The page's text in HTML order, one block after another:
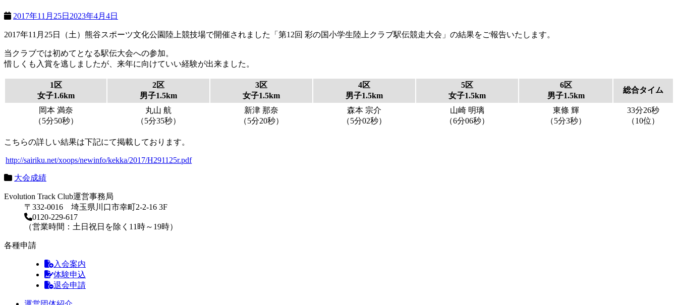
2017年11月25日 2023年4月4日
2017年11月25日（土）熊谷スポーツ文化公園陸上競技場で開催されました「第12回 彩の国小学生陸上クラブ駅伝競走大会」の結果をご報告いたします。
当クラブでは初めてとなる駅伝大会への参加。
惜しくも入賞を逃しましたが、来年に向けていい経験が出来ました。
1区
女子1.6km
2区
男子1.5km
3区
女子1.5km
4区
男子1.5km
5区
女子1.5km
6区
男子1.5km
総合タイム
岡本 満奈
（5分50秒）
丸山 航
（5分35秒）
新津 那奈
（5分20秒）
森本 宗介
（5分02秒）
山崎 明璃
（6分06秒）
東條 輝
（5分3秒）
33分26秒
（10位）
こちらの詳しい結果は下記にて掲載しております。
http://sairiku.net/xoops/newinfo/kekka/2017/H291125r.pdf
大会成績
Evolution Track Club運営事務局
〒332-0016 埼玉県川口市幸町2-2-16 3F
0120-229-617
（営業時間：土日祝日を除く11時～19時）
各種申請
入会案内
体験申込
退会申請